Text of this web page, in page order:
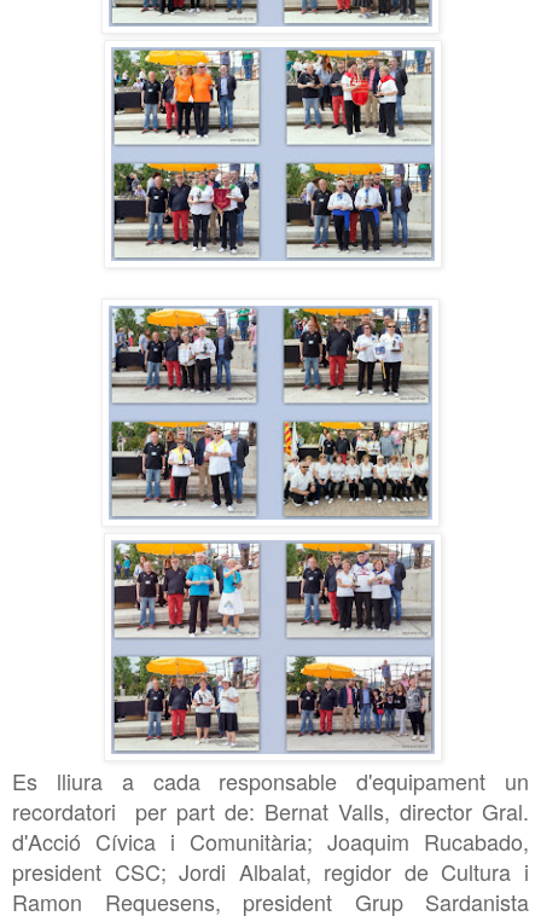
Es lliura a cada responsable d'equipament un
recordatori per part de: Bernat Valls, director Gral.
d'Acció Cívica i Comunitària; Joaquim Rucabado,
president CSC; Jordi Albalat, regidor de Cultura i
Ramon Requesens, president Grup Sardanista